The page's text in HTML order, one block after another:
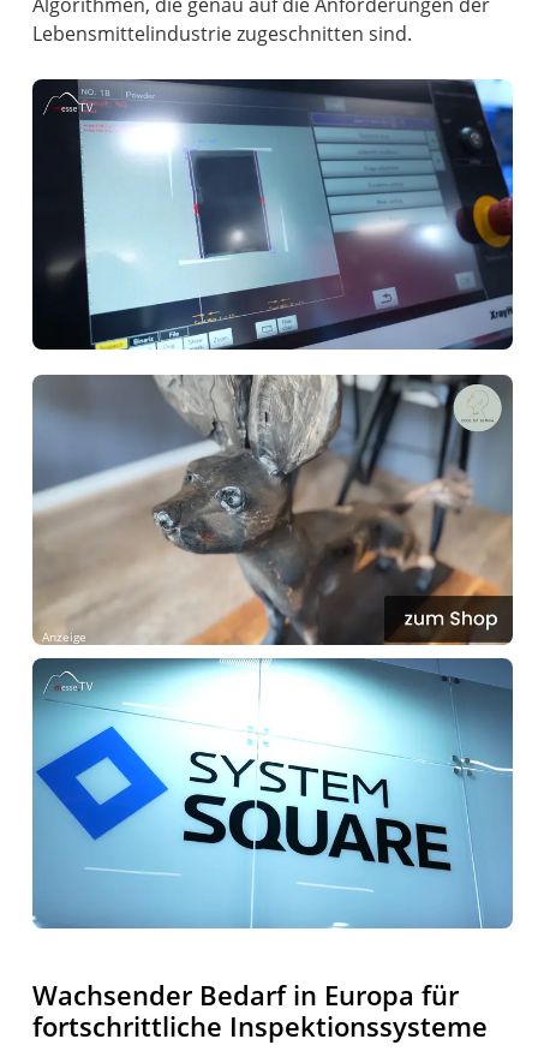
Algorithmen, die genau auf die Anforderungen der
Lebensmittelindustrie zugeschnitten sind.
Anzeige
Wachsender Bedarf in Europa für
fortschrittliche Inspektionssysteme